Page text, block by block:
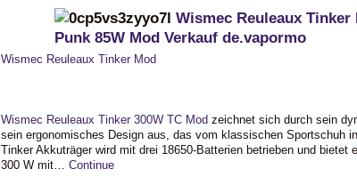
Wismec Reuleaux Tinker
Punk 85W Mod Verkauf de.vapormo
Wismec Reuleaux Tinker Mod
Wismec Reuleaux Tinker 300W TC Mod zeichnet sich durch sein
sein ergonomisches Design aus, das vom klassischen Sportschuh
Tinker Akkuträger wird mit drei 18650-Batterien betrieben und bietet
300 W mit… Continue